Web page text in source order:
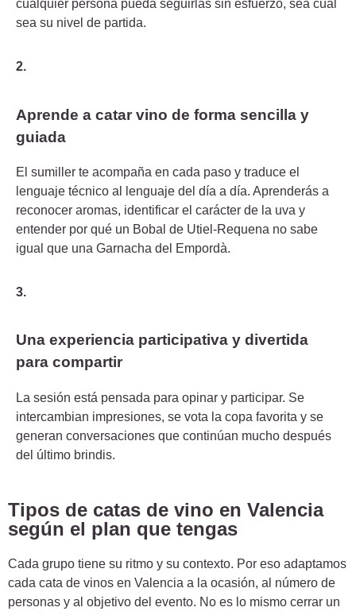
cualquier persona pueda seguirlas sin esfuerzo, sea cual
sea su nivel de partida.
2.
Aprende a catar vino de forma sencilla y
guiada
El sumiller te acompaña en cada paso y traduce el
lenguaje técnico al lenguaje del día a día. Aprenderás a
reconocer aromas, identificar el carácter de la uva y
entender por qué un Bobal de Utiel-Requena no sabe
igual que una Garnacha del Empordà.
3.
Una experiencia participativa y divertida
para compartir
La sesión está pensada para opinar y participar. Se
intercambian impresiones, se vota la copa favorita y se
generan conversaciones que continúan mucho después
del último brindis.
Tipos de catas de vino en Valencia
según el plan que tengas
Cada grupo tiene su ritmo y su contexto. Por eso adaptamos
cada cata de vinos en Valencia a la ocasión, al número de
personas y al objetivo del evento. No es lo mismo cerrar un